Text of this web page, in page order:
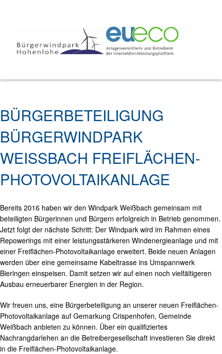
BÜRGERBETEILIGUNG
BÜRGERWINDPARK
WEISSBACH FREIFLÄCHEN-
PHOTOVOLTAIKANLAGE
Bereits 2016 haben wir den Windpark Weißbach gemeinsam mit
beteiligten Bürgerinnen und Bürgern erfolgreich in Betrieb genommen.
Jetzt folgt der nächste Schritt: Der Windpark wird im Rahmen eines
Repowerings mit einer leistungsstärkeren Windenergieanlage und mit
einer Freiflächen-Photovoltaikanlage erweitert. Beide neuen Anlagen
werden über eine gemeinsame Kabeltrasse ins Umspannwerk
Bieringen einspeisen. Damit setzen wir auf einen noch vielfältigeren
Ausbau erneuerbarer Energien in der Region.
Wir freuen uns, eine Bürgerbeteiligung an unserer neuen Freiflächen-
Photovoltaikanlage auf Gemarkung Crispenhofen, Gemeinde
Weißbach anbieten zu können. Über ein qualifiziertes
Nachrangdarlehen an die Betreibergesellschaft investieren Sie direkt
in die Freiflächen-Photovoltaikanlage.